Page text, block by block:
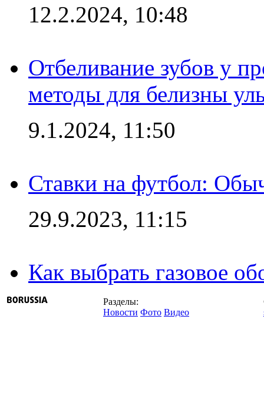
12.2.2024, 10:48
Отбеливание зубов у
методы для белизны
9.1.2024, 11:50
Ставки на футбол:
29.9.2023, 11:15
Как выбрать газовое
Разделы:
Новости Фото Видео